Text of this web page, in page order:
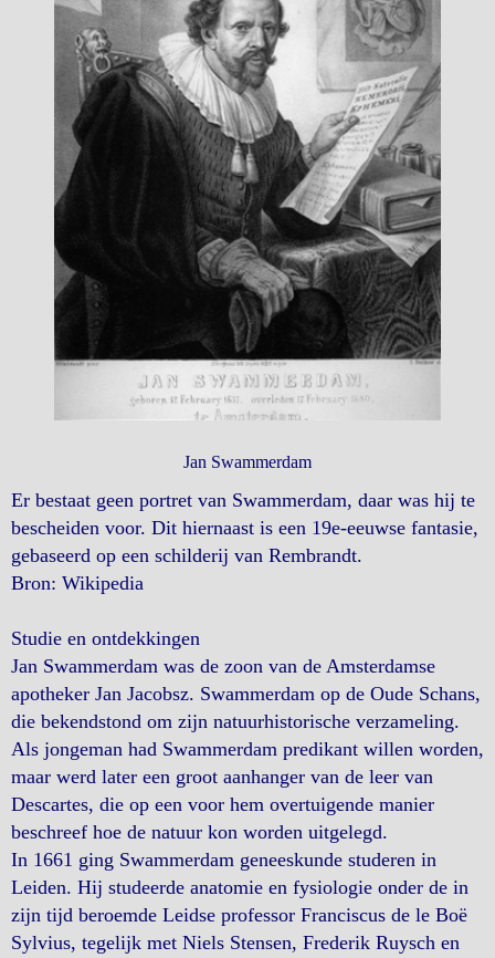
Jan Swammerdam
Er bestaat geen portret van Swammerdam, daar was hij te
bescheiden voor. Dit hiernaast is een 19e-eeuwse fantasie,
gebaseerd op een schilderij van Rembrandt.
Bron: Wikipedia
Studie en ontdekkingen
Jan Swammerdam was de zoon van de Amsterdamse
apotheker Jan Jacobsz. Swammerdam op de Oude Schans,
die bekendstond om zijn natuurhistorische verzameling.
Als jongeman had Swammerdam predikant willen worden,
maar werd later een groot aanhanger van de leer van
Descartes, die op een voor hem overtuigende manier
beschreef hoe de natuur kon worden uitgelegd.
In 1661 ging Swammerdam geneeskunde studeren in
Leiden. Hij studeerde anatomie en fysiologie onder de in
zijn tijd beroemde Leidse professor Franciscus de le Boë
Sylvius, tegelijk met Niels Stensen, Frederik Ruysch en